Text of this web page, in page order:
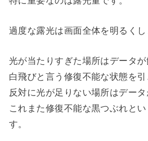
過度な露光は画面全体を明るくし
光が当たりすぎた場所はデータ
白飛びと言う修復不能な状態を引
反対に光が足りない場所はデータ
これまた修復不能な黒つぶれと
す。